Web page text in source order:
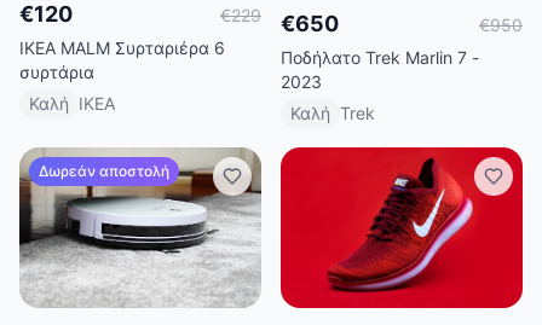
€120 €229
IKEA MALM Συρταριέρα 6
συρτάρια
Καλή IKEA
€650 €950
Ποδήλατο Trek Marlin 7 -
2023
Καλή Trek
Δωρεάν αποστολή